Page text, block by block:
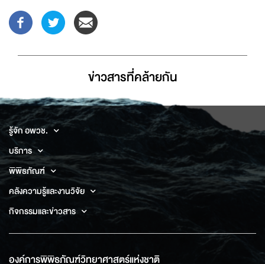
ข่าวสารที่่คล้ายกัน
รู้จัก อพวช.
บริการ
พิพิธภัณฑ์
คลังความรู้และงานวิจัย
กิจกรรมและข่าวสาร
องค์การพิพิธภัณฑ์วิทยาศาสตร์แห่งชาติ